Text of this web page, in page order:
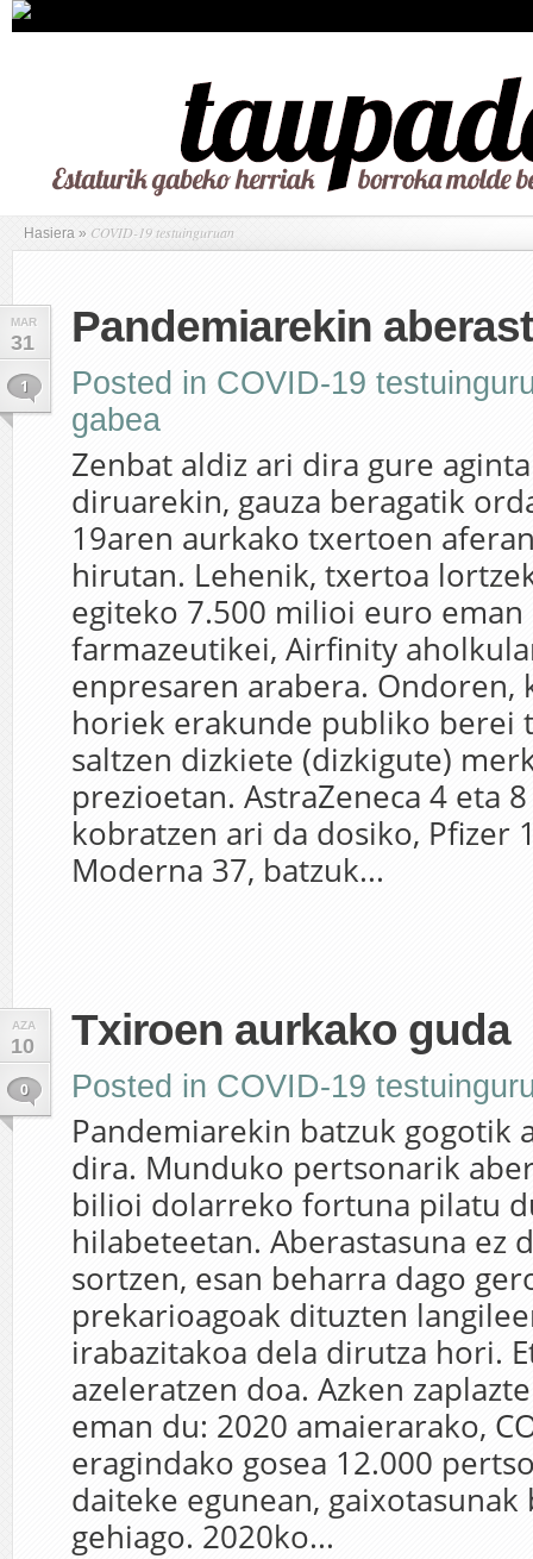
Hasiera » COVID-19 testuinguruan
MAR
31
1
Pandemiarekin
Posted in COVID-19
gabea
Zenbat aldiz ari dira gure
diruarekin, gauza beragatik
19aren aurkako txertoen
hirutan. Lehenik, txertoa
egiteko 7.500 milioi euro eman
farmazeutikei, Airfinity
enpresaren arabera. Ondoren,
horiek erakunde publiko berei
saltzen dizkiete (dizkigute)
prezioetan. AstraZeneca 4 eta
kobratzen ari da dosiko, Pfizer
Moderna 37, batzuk...
AZA
10
0
Txiroen aurkako guda
Posted in COVID-19
Pandemiarekin batzuk gogotik
dira. Munduko pertsonarik
bilioi dolarreko fortuna pilatu
hilabeteetan. Aberastasuna ez
sortzen, esan beharra dago
prekarioagoak dituzten
irabazitakoa dela dirutza hori.
azeleratzen doa. Azken
eman du: 2020 amaierarako,
eragindako gosea 12.000
daiteke egunean,
gehiago. 2020ko...